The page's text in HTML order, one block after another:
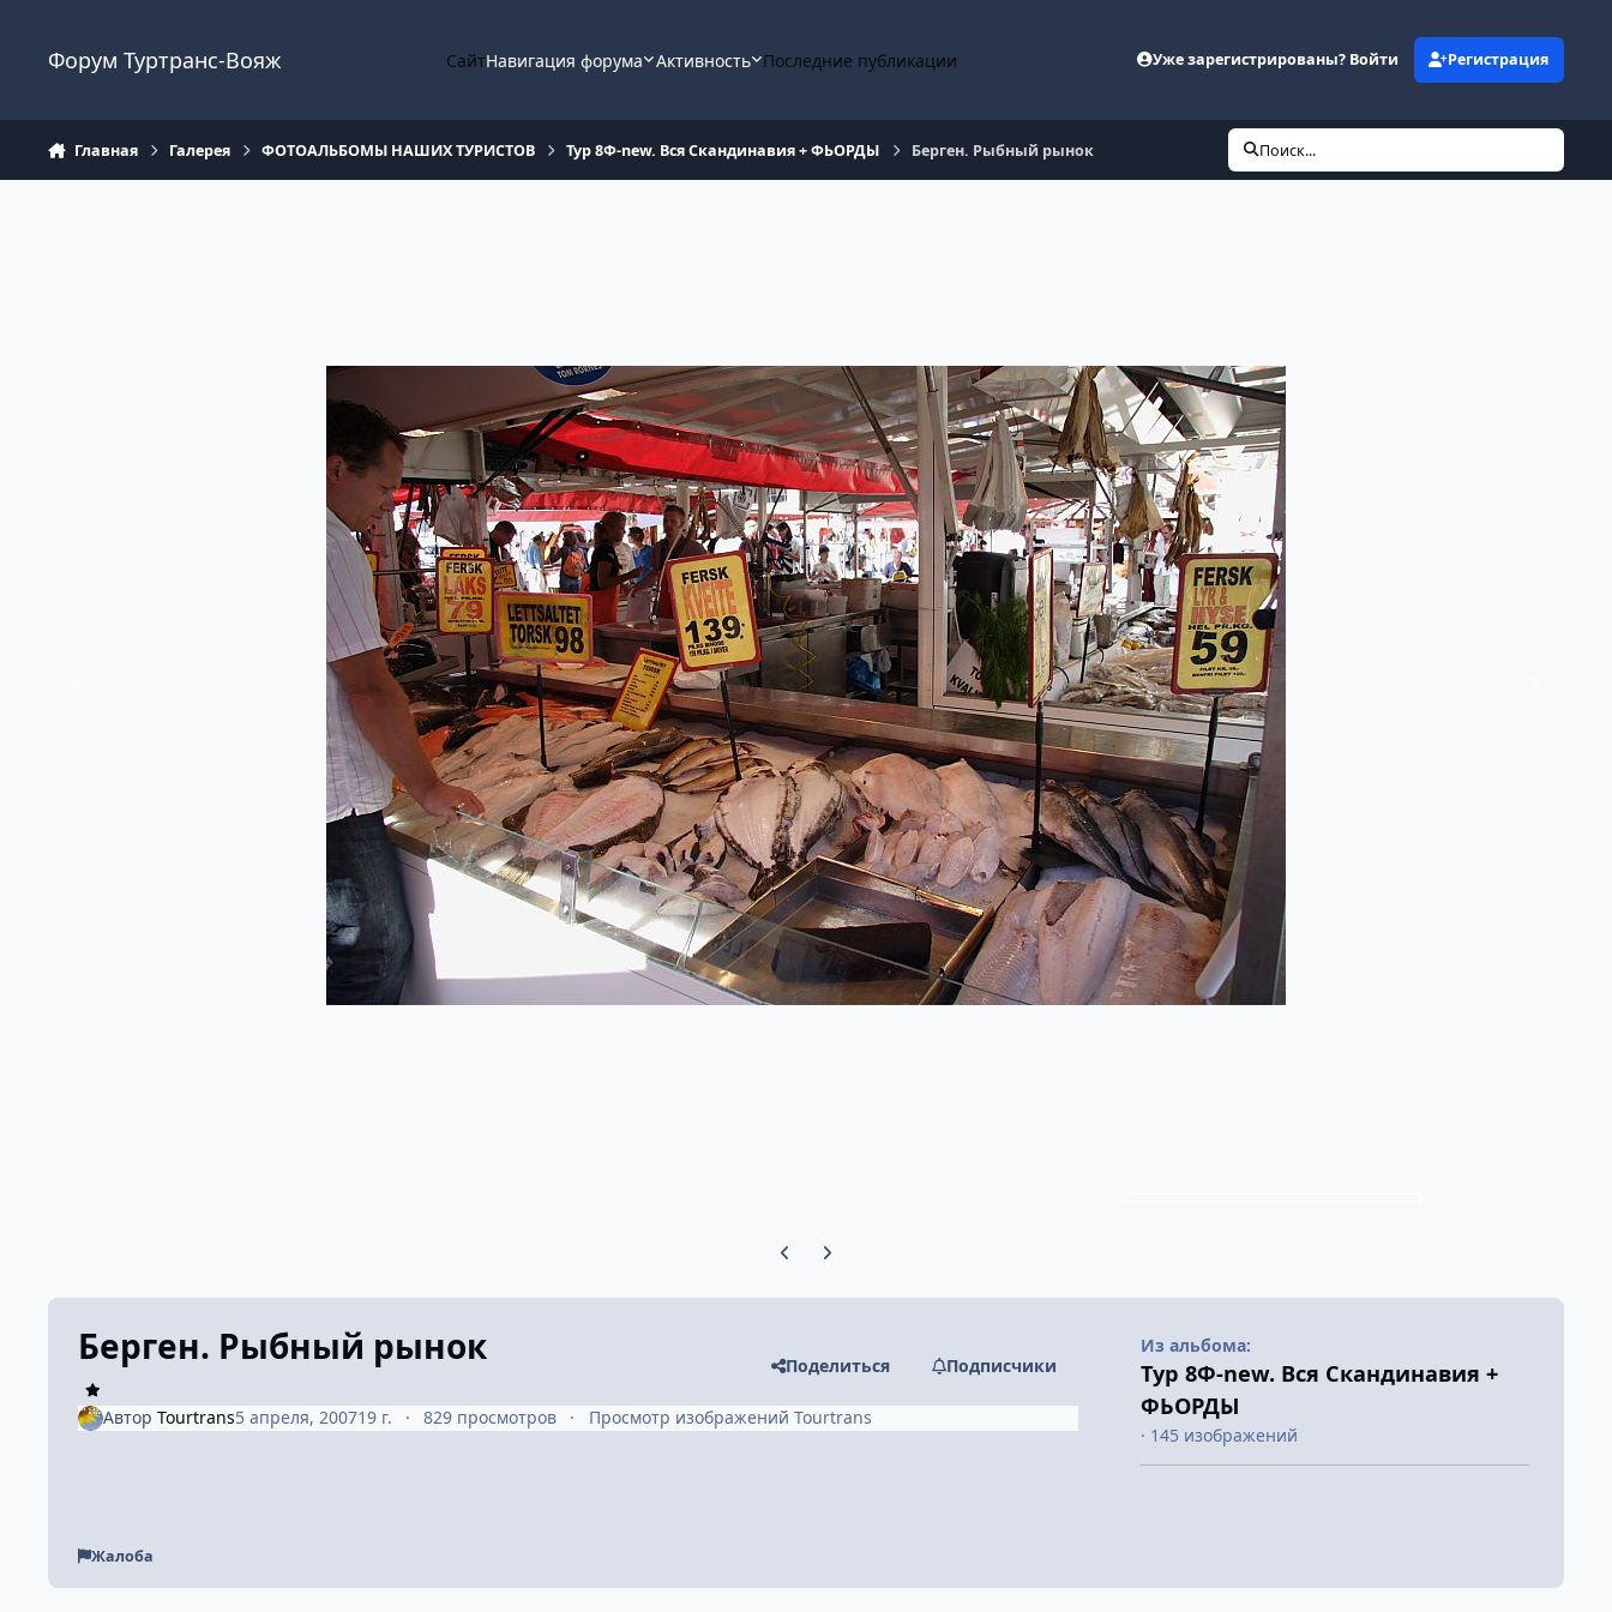
Форум Туртранс-Вояж СайтНавигация форума Активность Последние публикации Уже зарегистрированы? Войти Регистрация
Главная Галерея ФОТОАЛЬБОМЫ НАШИХ ТУРИСТОВ Тур 8Ф-new. Вся Скандинавия + ФЬОРДЫ Берген. Рыбный рынок Поиск...
Предыдущий слайд карусели
Следующий слайд карусели
Берген. Рыбный рынок Поделиться Подписчики
Автор Tourtrans5 апреля, 200719 г. 829 просмотров Просмотр изображений Tourtrans
Жалоба
Из альбома:
Тур 8Ф-new. Вся Скандинавия +
ФЬОРДЫ
· 145 изображений